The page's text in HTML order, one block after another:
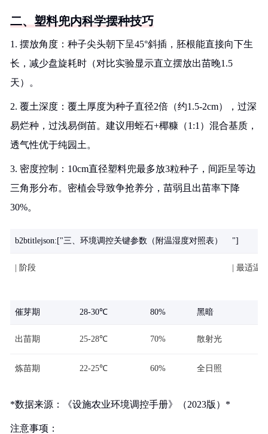
二、塑料兜内科学摆种技巧
1. 摆放角度：种子尖头朝下呈45°斜插，胚根能直接向下生
长，减少盘旋耗时（对比实验显示直立摆放出苗晚1.5
天）。
2. 覆土深度：覆土厚度为种子直径2倍（约1.5-2cm），过深
易烂种，过浅易倒苗。建议用蛭石+椰糠（1:1）混合基质，
透气性优于纯园土。
3. 密度控制：10cm直径塑料兜最多放3粒种子，间距呈等边
三角形分布。密植会导致争抢养分，苗弱且出苗率下降
30%。
b2btitlejson:["三、环境调控关键参数（附温湿度对照表） "]
| 阶段 | 最适温
催芽期 28-30℃ 80% 黑暗
出苗期 25-28℃ 70% 散射光
炼苗期 22-25℃ 60% 全日照
*数据来源：《设施农业环境调控手册》（2023版）*
注意事项：